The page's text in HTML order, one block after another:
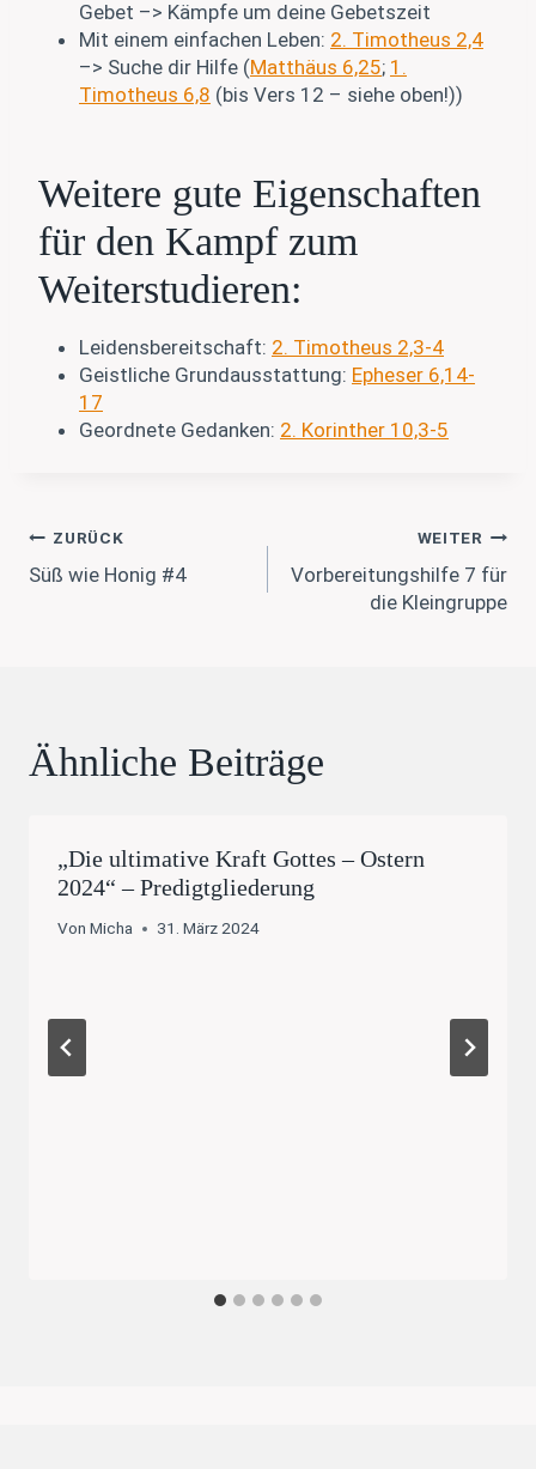
Gebet –> Kämpfe um deine Gebetszeit
Mit einem einfachen Leben: 2. Timotheus 2,4
–> Suche dir Hilfe (Matthäus 6,25; 1.
Timotheus 6,8 (bis Vers 12 – siehe oben!))
Weitere gute Eigenschaften
für den Kampf zum
Weiterstudieren:
Leidensbereitschaft: 2. Timotheus 2,3-4
Geistliche Grundausstattung: Epheser 6,14-
17
Geordnete Gedanken: 2. Korinther 10,3-5
Beitragsnavigation
ZURÜCK
Süß wie Honig #4
WEITER
Vorbereitungshilfe 7 für
die Kleingruppe
Ähnliche Beiträge
„Die ultimative Kraft Gottes – Ostern
2024“ – Predigtgliederung
Von Micha 31. März 2024